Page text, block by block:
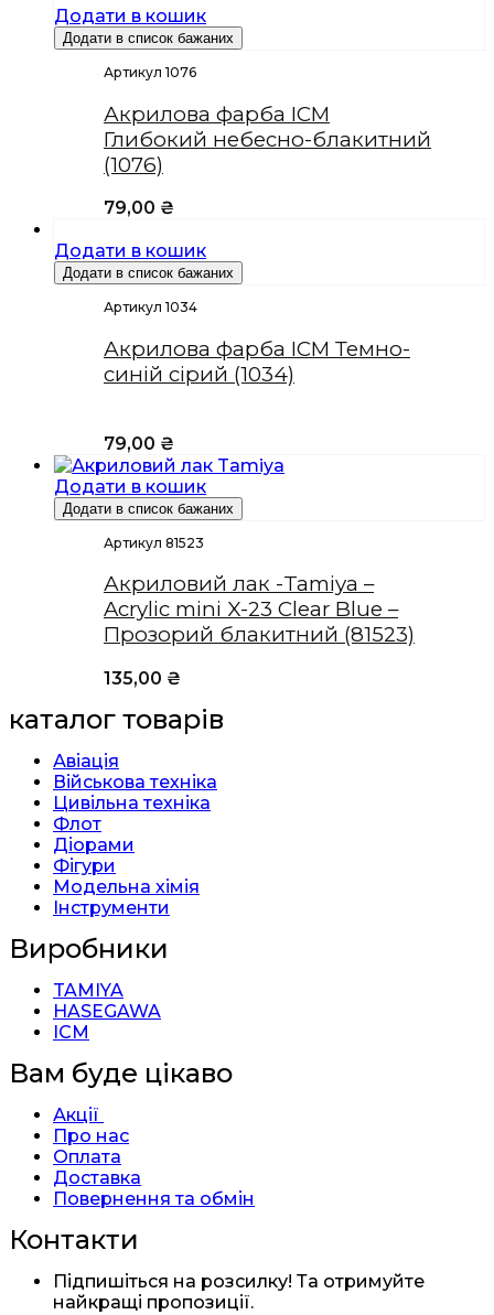
Додати в кошик
Додати в список бажаних
Артикул 1076
Акрилова фарба ICM
Глибокий небесно-блакитний
(1076)
79,00 ₴
Додати в кошик
Додати в список бажаних
Артикул 1034
Акрилова фарба ICM Темно-
синій сірий (1034)
79,00 ₴
Додати в кошик
Додати в список бажаних
Артикул 81523
Акриловий лак -Tamiya –
Acrylic mini X-23 Clear Blue –
Прозорий блакитний (81523)
135,00 ₴
каталог товарів
Авіація
Військова техніка
Цивільна техніка
Флот
Діорами
Фігури
Модельна хімія
Інструменти
Виробники
TAMIYA
HASEGAWA
ICM
Вам буде цікаво
Акції
Про нас
Оплата
Доставка
Повернення та обмін
Контакти
Підпишіться на розсилку! Та отримуйте
найкращі пропозиції.